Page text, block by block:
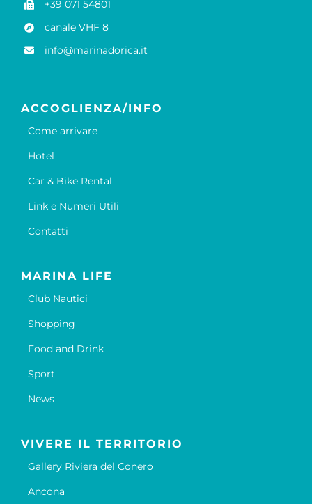
+39 071 54801
canale VHF 8
info@marinadorica.it
ACCOGLIENZA/INFO
Come arrivare
Hotel
Car & Bike Rental
Link e Numeri Utili
Contatti
MARINA LIFE
Club Nautici
Shopping
Food and Drink
Sport
News
VIVERE IL TERRITORIO
Gallery Riviera del Conero
Ancona